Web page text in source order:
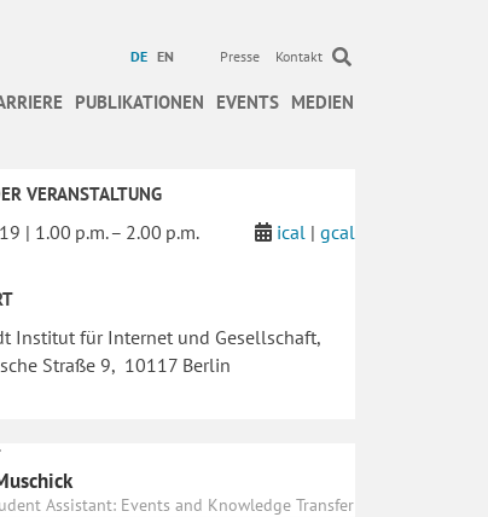
DE EN Presse Kontakt
PUBLIKATIONEN EVENTS MEDIEN
VERANSTALTUNG
| 1.00 p.m. – 2.00 p.m. ical| gcal
Institut für Internet und Gesellschaft,
Straße 9, 10117 Berlin
Assistant: Events and Knowledge Transfer